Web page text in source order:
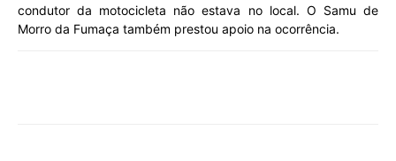
condutor da motocicleta não estava no local. O Samu de
Morro da Fumaça também prestou apoio na ocorrência.